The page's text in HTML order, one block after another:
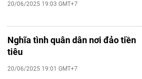
20/06/2025 19:03 GMT+7
Nghĩa tình quân dân nơi đảo tiền
tiêu
20/06/2025 19:01 GMT+7